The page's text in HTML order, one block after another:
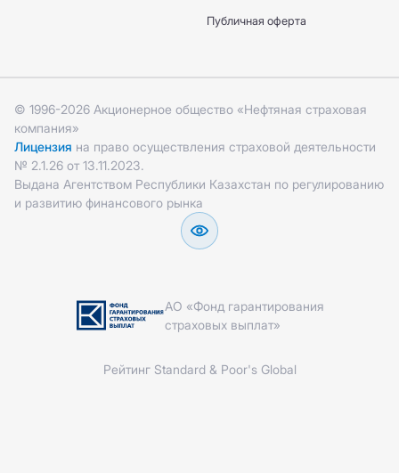
Публичная оферта
© 1996-2026 Акционерное общество «Нефтяная страховая
компания»
Лицензия на право осуществления страховой деятельности
№ 2.1.26 от 13.11.2023.
Выдана Агентством Республики Казахстан по регулированию
и развитию финансового рынка
АО «Фонд гарантирования
страховых выплат»
Рейтинг Standard & Poor's Global